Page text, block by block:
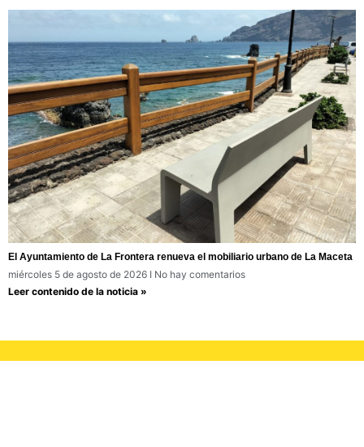
El Ayuntamiento de La Frontera renueva el mobiliario urbano de La Maceta
miércoles 5 de agosto de 2026
No hay comentarios
Leer contenido de la noticia »